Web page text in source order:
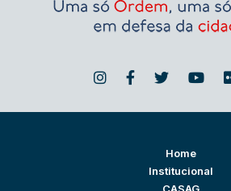
Home
Institucional